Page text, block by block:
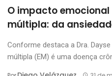
O impacto
múltipla: da
Conforme destaca a Dra.
múltipla (EM) é uma doença